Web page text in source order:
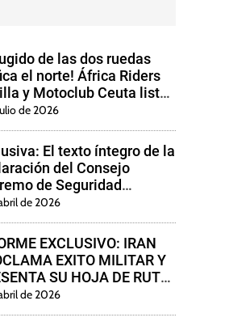
de las dos ruedas
el norte! África Riders
y Motoclub Ceuta listos
conquistar la 5ª Edición
des Amis
de 2026
El texto íntegro de la
del Consejo
de Seguridad
de Irán tras la
en la Tercera Guerra
de 2026
EXCLUSIVO: IRAN
EXITO MILITAR Y
SU HOJA DE RUTA
LA CAPITULACION DE
de 2026